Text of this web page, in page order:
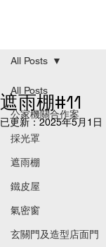
All Posts
公家機關合作案
採光罩
遮雨棚
鐵皮屋
氣密窗
玄關門及造型店面門
All Posts
遮雨棚#11
已更新：2025年5月1日